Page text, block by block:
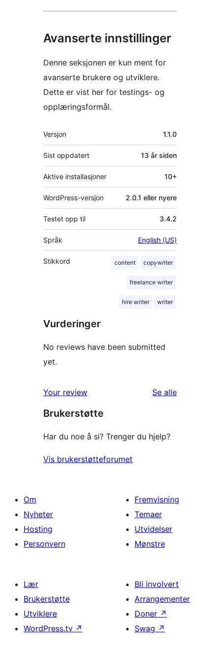
Avanserte innstillinger
Denne seksjonen er kun ment for
avanserte brukere og utviklere.
Dette er vist her for testings- og
opplæringsformål.
Meta
Versjon 1.1.0
Sist oppdatert 13 år siden
Aktive installasjoner 10+
WordPress-versjon 2.0.1 eller nyere
Testet opp til 3.4.2
Språk English (US)
Stikkord content copywriter
freelance writer
hire writer writer
Vurderinger
No reviews have been submitted
yet.
Your review Se alleomtalene
Brukerstøtte
Har du noe å si? Trenger du hjelp?
Vis brukerstøtteforumet
Om
Nyheter
Hosting
Personvern
Fremvisning
Temaer
Utvidelser
Mønstre
Lær
Brukerstøtte
Utviklere
WordPress.tv ↗
Bli involvert
Arrangementer
Doner ↗
Swag ↗